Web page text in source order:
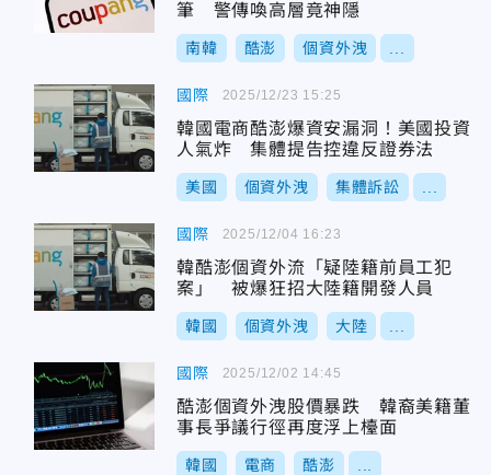
筆 警傳喚高層竟神隱
南韓 酷澎 個資外洩
國際
韓國電商酷澎爆資安漏洞！美國投資
人氣炸 集體提告控違反證券法
美國 個資外洩 集體訴訟
2025/12/23 15:25
國際
韓酷澎個資外流「疑陸籍前員工犯
案」 被爆狂招大陸籍開發人員
韓國 個資外洩 大陸
2025/12/04 16:23
國際
酷澎個資外洩股價暴跌 韓裔美籍董
事長爭議行徑再度浮上檯面
韓國 電商 酷澎
2025/12/02 14:45